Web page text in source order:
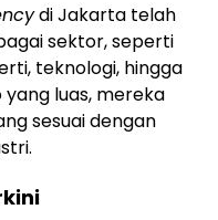
di Jakarta telah
sektor, seperti
teknologi, hingga
luas, mereka
sesuai dengan